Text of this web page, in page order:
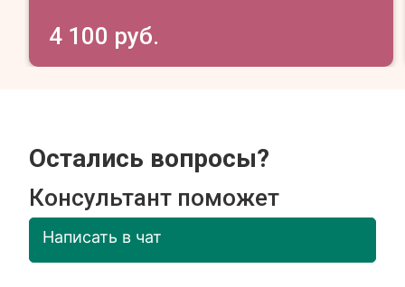
4 100 руб.
Остались вопросы?
Консультант поможет
Написать в чат